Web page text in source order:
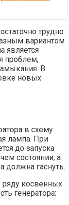
трудно
вариантом
является
проблем,
В
новых
в схему
лампа. При
до запуска
состоянии, а
должна гаснуть.
ряду косвенных
генератора: